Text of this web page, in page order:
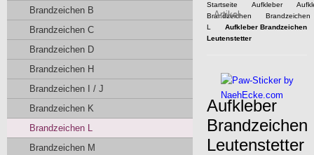
Artikel
Startseite Aufkleber
Brandzeichen
Brandzeichen
L
Aufkleber Brandzeichen
Leutenstetter
Aufkleber
Brandzeichen
Leutenstetter
Brandzeichen B
Brandzeichen C
Brandzeichen D
Brandzeichen H
Brandzeichen I / J
Brandzeichen K
Brandzeichen L
Brandzeichen M